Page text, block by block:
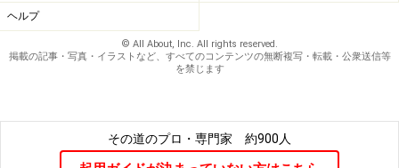
ヘルプ
© All About, Inc. All rights reserved.
掲載の記事・写真・イラストなど、すべてのコンテンツの無断複写・転載・公衆送信等
を禁じます
その道のプロ・専門家 約900人